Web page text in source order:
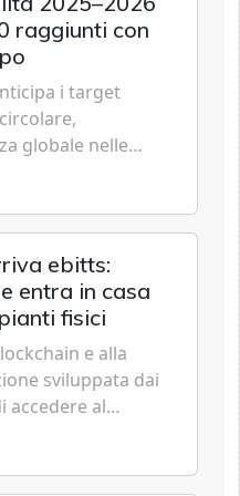
raggiunti con
i target
globale nelle
innovazione,
ebitts:
entra in casa
fisici
e alla
sviluppata dai
accedere al
risparmi